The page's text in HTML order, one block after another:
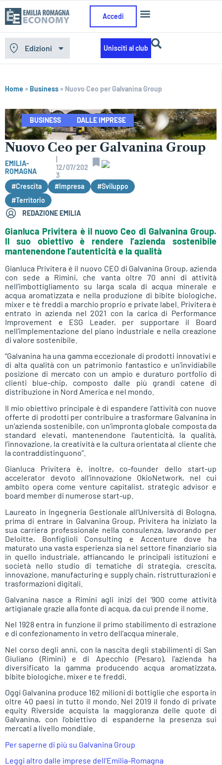
Accedi
Edizioni Unisciti al club
Home »Business » Nuovo Ceo per Galvanina Group
BUSINESS DALLE IMPRESE
Nuovo Ceo per Galvanina Group
EMILIA-
ROMAGNA
12/07/202
3
#Crescita
#Impresa
#Sviluppo
#Territorio
REDAZIONE EMILIA
Gianluca Privitera è il nuovo Ceo di Galvanina Group.
Il suo obiettivo è rendere l’azienda sostenibile
mantenendone l’autenticità e la qualità
Gianluca Privitera è il nuovo CEO di Galvanina Group, azienda
con sede a Rimini, che vanta oltre 70 anni di attività
nell’imbottigliamento su larga scala di acqua minerale e
acqua aromatizzata e nella produzione di bibite biologiche,
mixer e tè freddi a marchio proprio e private label. Privitera è
entrato in azienda nel 2021 con la carica di Performance
Improvement e ESG Leader, per supportare il Board
nell’implementazione del piano industriale e nella creazione
di valore sostenibile.
“Galvanina ha una gamma eccezionale di prodotti innovativi e
di alta qualità con un patrimonio fantastico e un’invidiabile
posizione di mercato con un ampio e duraturo portfolio di
clienti blue-chip, composto dalle più grandi catene di
distribuzione in Nord America e nel mondo.
Il mio obiettivo principale è di espandere l’attività con nuove
offerte di prodotti per contribuire a trasformare Galvanina in
un’azienda sostenibile, con un’impronta globale composta da
standard elevati, mantenendone l’autenticità, la qualità,
l’innovazione, la creatività e la cultura orientata al cliente che
la contraddistinguono”.
Gianluca Privitera è, inoltre, co-founder dello start-up
accelerator devoto all’innovazione OkioNetwork, nel cui
ambito opera come venture capitalist, strategic advisor e
board member di numerose start-up.
Laureato in Ingegneria Gestionale all’Università di Bologna,
prima di entrare in Galvanina Group, Privitera ha iniziato la
sua carriera professionale nella consulenza, lavorando per
Deloitte, Bonfiglioli Consulting e Accenture dove ha
maturato una vasta esperienza sia nel settore finanziario sia
in quello industriale, affiancando le principali istituzioni e
società nello studio di tematiche di strategia, crescita,
innovazione, manufacturing e supply chain, ristrutturazioni e
trasformazioni digitali.
Galvanina nasce a Rimini agli inizi del ‘900 come attività
artigianale grazie alla fonte di acqua, da cui prende il nome.
Nel 1928 entra in funzione il primo stabilimento di estrazione
e di confezionamento in vetro dell’acqua minerale.
Nel corso degli anni, con la nascita degli stabilimenti di San
Giuliano (Rimini) e di Apecchio (Pesaro), l’azienda ha
diversificato la gamma producendo acqua aromatizzata,
bibite biologiche, mixer e te freddi.
Oggi Galvanina produce 162 milioni di bottiglie che esporta in
oltre 40 paesi in tutto il mondo. Nel 2019 il fondo di private
equity Riverside acquista la maggioranza delle quote di
Galvanina, con l’obiettivo di espanderne la presenza sui
mercati a livello mondiale.
Per saperne di più su Galvanina Group
Leggi altro dalle imprese dell’Emilia-Romagna